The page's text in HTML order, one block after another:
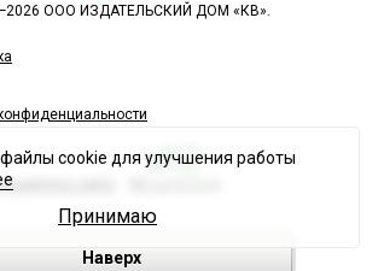
ООО ИЗДАТЕЛЬСКИЙ ДОМ «КВ».
сайта
Наверх
cookie для улучшения работы
Принимаю